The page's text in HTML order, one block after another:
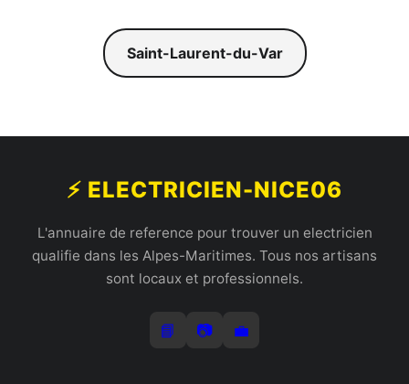
Saint-Laurent-du-Var
⚡ ELECTRICIEN-NICE06
L'annuaire de reference pour trouver un electricien
qualifie dans les Alpes-Maritimes. Tous nos artisans
sont locaux et professionnels.
📘 📷 💼